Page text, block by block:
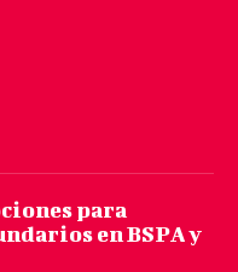
para
en BSPA y